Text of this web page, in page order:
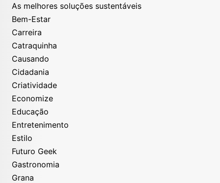
As melhores soluções sustentáveis
Bem-Estar
Carreira
Catraquinha
Causando
Cidadania
Criatividade
Economize
Educação
Entretenimento
Estilo
Futuro Geek
Gastronomia
Grana